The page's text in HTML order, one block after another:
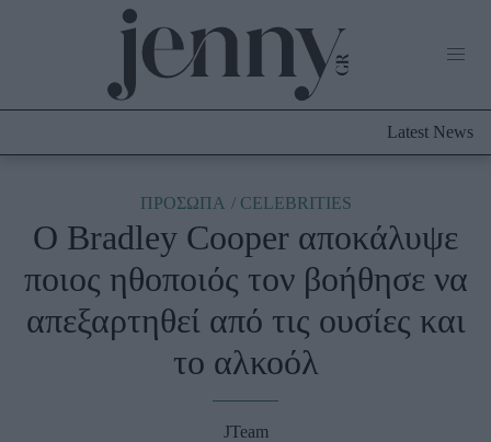
Culture
Fashion
Shopping
Styling Tips
Fashion News
Latest News
ΠΡΟΣΩΠΑ CELEBRITIES
O Bradley Cooper αποκάλυψε
ποιος ηθοποιός τον βοήθησε να
απεξαρτηθεί από τις ουσίες και
το αλκοόλ
JTeam